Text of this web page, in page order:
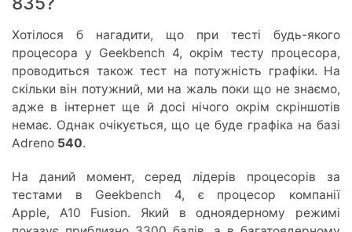
Хотілося б нагадити, що при тесті будь-якого
процесора у Geekbench 4, окрім тесту процесора,
проводиться також тест на потужність графіки. На
скільки він потужний, ми на жаль поки що не знаємо,
адже в інтернет ще й досі нічого окрім скріншотів
немає. Однак очікується, що це буде графіка на базі
Adreno 540.
На даний момент, серед лідерів процесорів за
тестами в Geekbench 4, є процесор компанії
Apple, A10 Fusion. Який в одноядерному режимі